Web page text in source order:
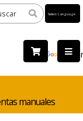
by
manuales